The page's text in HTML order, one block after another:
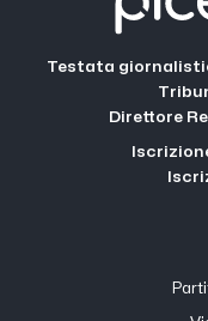
Testata
Direttore